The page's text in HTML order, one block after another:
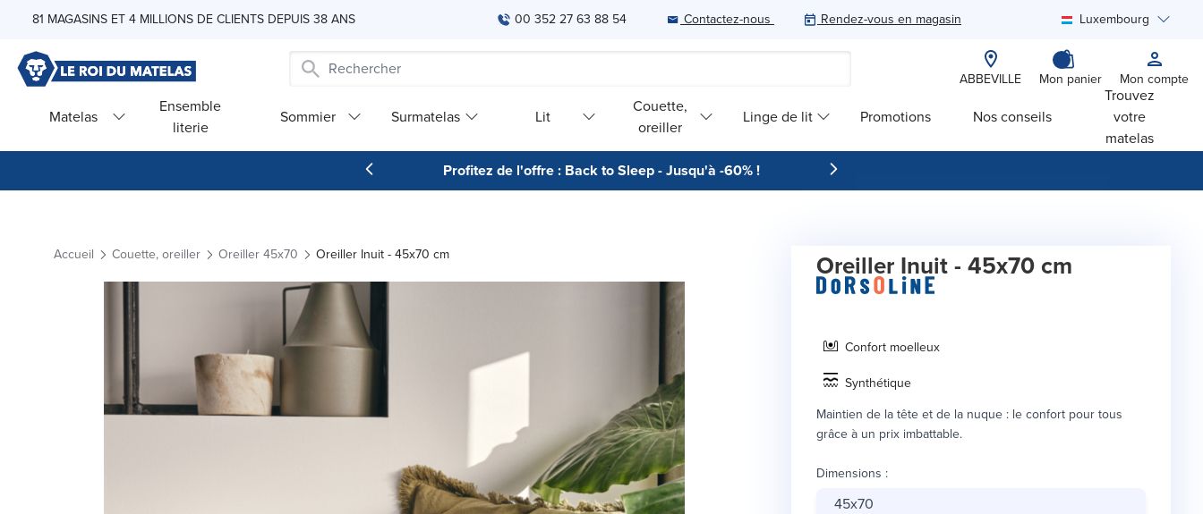
Skip to Content
81 MAGASINS ET 4 MILLIONS DE CLIENTS DEPUIS 38 ANS 00 352 27 63 88 54 Contactez-nous Rendez-vous en magasin Luxembourg
ABBEVILLE Mon panier Mon compte
Matelas
Ensemble
literie
Sommier Surmatelas Lit
Couette,
oreiller
Linge de lit Promotions Nos conseils
Trouvez
votre
matelas
Profitez de l'offre : Back to Sleep - Jusqu'à -60% !
Accueil Couette, oreiller Oreiller 45x70 Oreiller Inuit - 45x70 cm Oreiller Inuit - 45x70 cm
Confort moelleux
Synthétique
Maintien de la tête et de la nuque : le confort pour tous
grâce à un prix imbattable.
Dimensions :
45x70